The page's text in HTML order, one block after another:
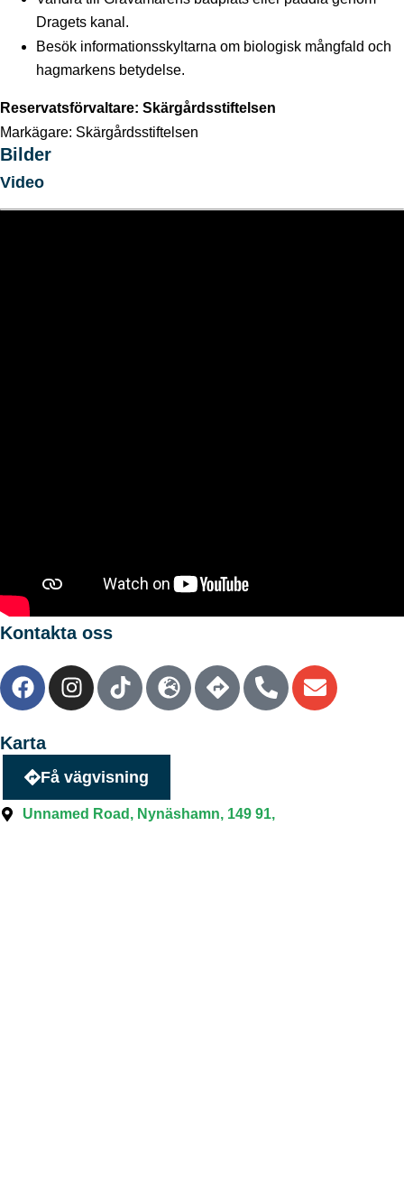
Dragets kanal.
Besök informationsskyltarna om biologisk mångfald och
hagmarkens betydelse.
Reservatsförvaltare: Skärgårdsstiftelsen
Markägare: Skärgårdsstiftelsen
Bilder
Video
Kontakta oss
Karta
Få vägvisning
Unnamed Road, Nynäshamn, 149 91,